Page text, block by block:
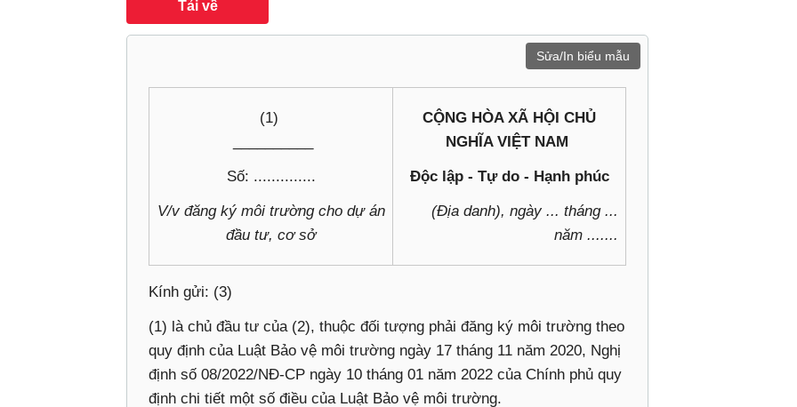
Tải về
Sửa/In biểu mẫu
(1)
Số: ..............
V/v đăng ký môi trường cho dự án
đầu tư, cơ sở
CỘNG HÒA XÃ HỘI CHỦ
NGHĨA VIỆT NAM
‎ Độc lập - Tự do - Hạnh phúc
(Địa danh), ngày ... tháng ...
năm .......
Kính gửi: (3)
(1) là chủ đầu tư của (2), thuộc đối tượng phải đăng ký môi trường theo
quy định của Luật Bảo vệ môi trường ngày 17 tháng 11 năm 2020, Nghị
định số 08/2022/NĐ-CP ngày 10 tháng 01 năm 2022 của Chính phủ quy
định chi tiết một số điều của Luật Bảo vệ môi trường.